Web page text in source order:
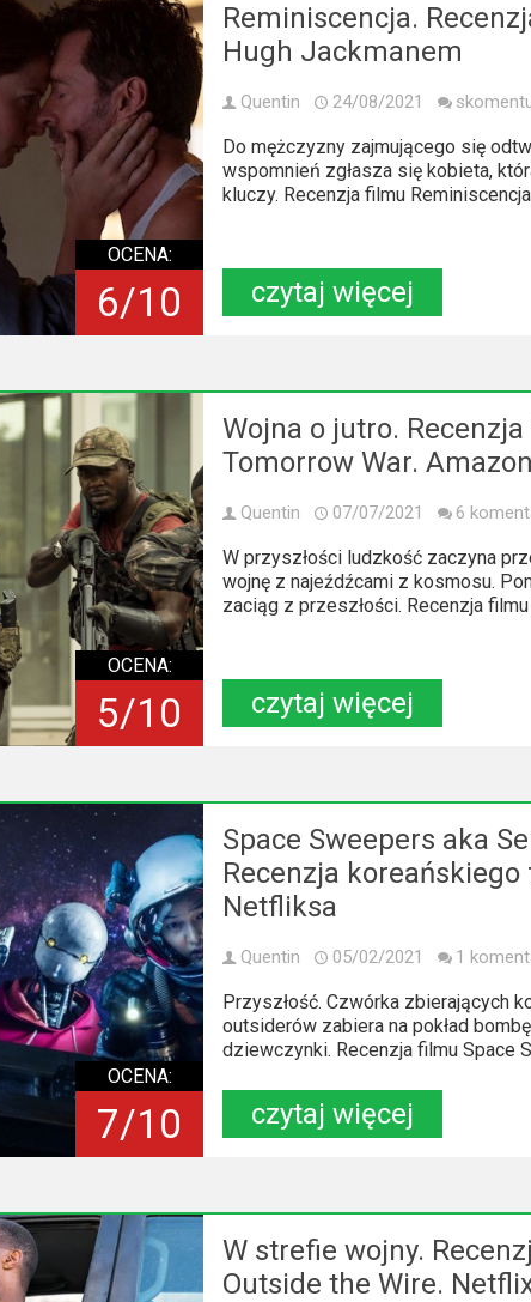
OCENA:
6/10
Reminiscencja.
Hugh Jackmanem
Quentin 24/08/2021
Do mężczyzny zajmującego się
wspomnień zgłasza się kobieta,
kluczy. Recenzja filmu
czytaj więcej
OCENA:
5/10
Wojna o jutro.
Tomorrow War.
Quentin 07/07/2021 6
W przyszłości ludzkość zaczyna
wojnę z najeźdźcami z kosmosu.
zaciąg z przeszłości. Recenzja filmu
czytaj więcej
OCENA:
7/10
Space Sweepers aka
Recenzja koreańskiego
Netfliksa
Quentin 05/02/2021 1
Przyszłość. Czwórka zbierających
outsiderów zabiera na pokład
dziewczynki. Recenzja filmu Space
czytaj więcej
W strefie wojny.
Outside the Wire.